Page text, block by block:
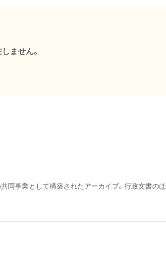
ません。
同事業として構築されたアーカイブ。行政文書のほ